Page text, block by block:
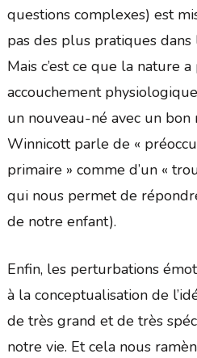
questions complexes) est
pas des plus pratiques
Mais c’est ce que la nature
accouchement
un nouveau-né avec un bon
Winnicott parle de «
primaire » comme d’un «
qui nous permet de
de notre enfant).
Enfin, les perturbations
à la conceptualisation de
de très grand et de très
notre vie. Et cela nous